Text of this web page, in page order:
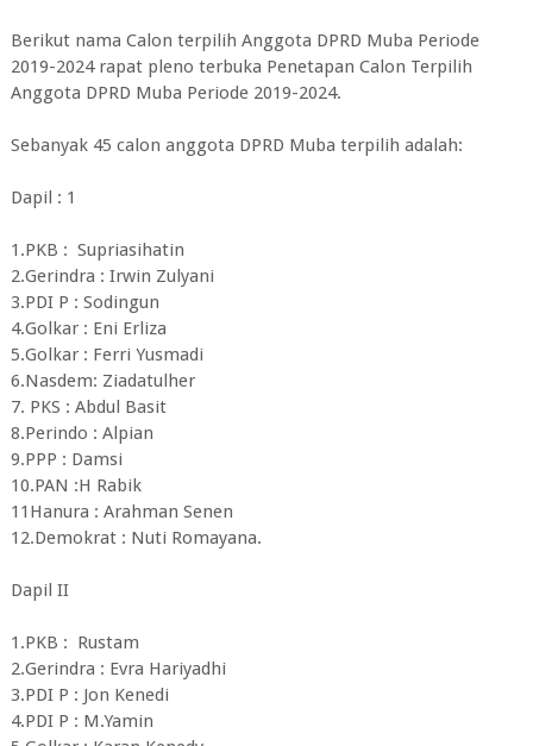
Berikut nama Calon terpilih Anggota DPRD Muba Periode
2019-2024 rapat pleno terbuka Penetapan Calon Terpilih
Anggota DPRD Muba Periode 2019-2024.
Sebanyak 45 calon anggota DPRD Muba terpilih adalah:
Dapil : 1
1.PKB : Supriasihatin
2.Gerindra : Irwin Zulyani
3.PDI P : Sodingun
4.Golkar : Eni Erliza
5.Golkar : Ferri Yusmadi
6.Nasdem: Ziadatulher
7. PKS : Abdul Basit
8.Perindo : Alpian
9.PPP : Damsi
10.PAN :H Rabik
11Hanura : Arahman Senen
12.Demokrat : Nuti Romayana.
Dapil II
1.PKB : Rustam
2.Gerindra : Evra Hariyadhi
3.PDI P : Jon Kenedi
4.PDI P : M.Yamin